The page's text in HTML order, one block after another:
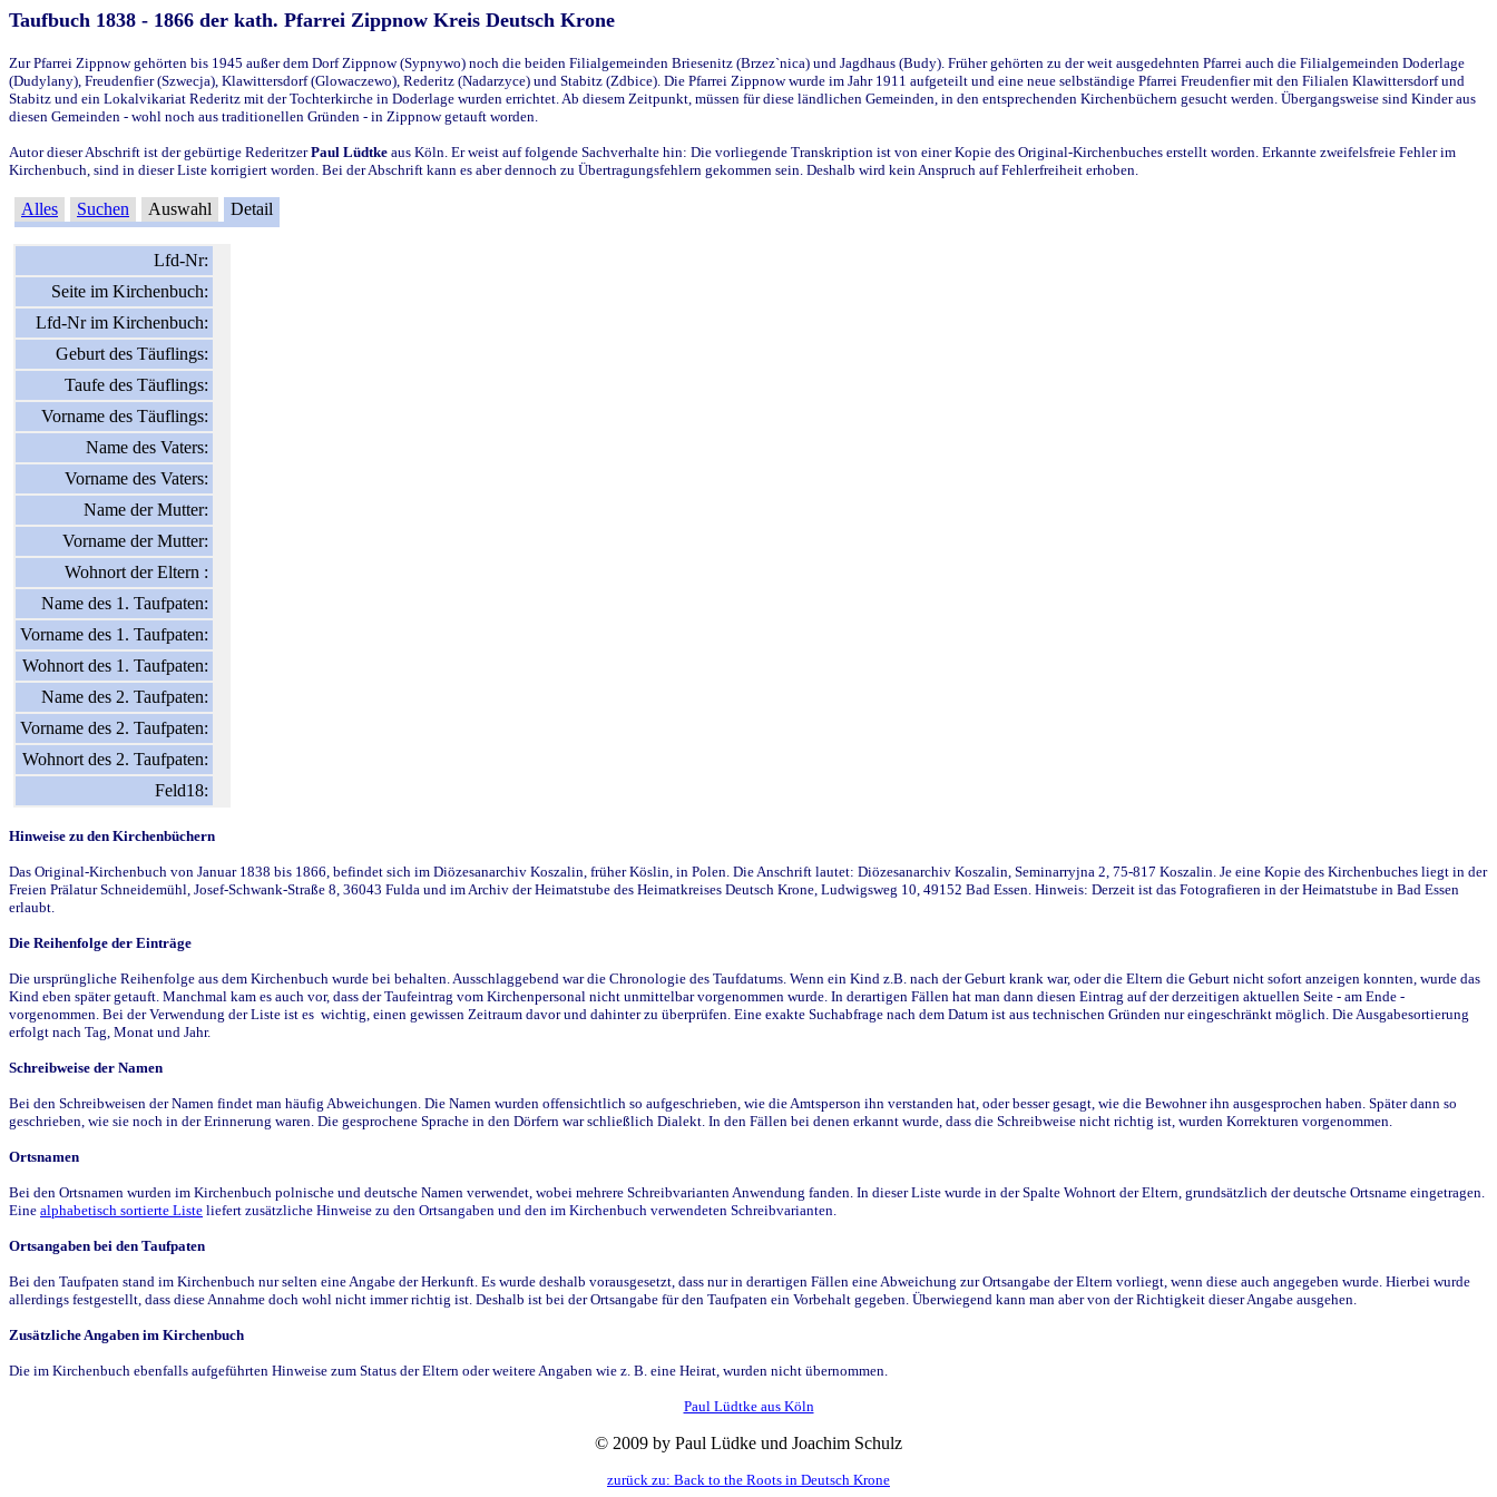
Taufbuch 1838 - 1866 der kath. Pfarrei Zippnow Kreis Deutsch Krone
Zur Pfarrei Zippnow gehörten bis 1945 außer dem Dorf Zippnow (Sypnywo) noch die beiden Filialgemeinden Briesenitz (Brzez`nica) und Jagdhaus (Budy). Früher gehörten zu der weit ausgedehnten Pfarrei auch die Filialgemeinden Doderlage
(Dudylany), Freudenfier (Szwecja), Klawittersdorf (Glowaczewo), Rederitz (Nadarzyce) und Stabitz (Zdbice). Die Pfarrei Zippnow wurde im Jahr 1911 aufgeteilt und eine neue selbständige Pfarrei Freudenfier mit den Filialen Klawittersdorf und
Stabitz und ein Lokalvikariat Rederitz mit der Tochterkirche in Doderlage wurden errichtet. Ab diesem Zeitpunkt, müssen für diese ländlichen Gemeinden, in den entsprechenden Kirchenbüchern gesucht werden. Übergangsweise sind Kinder aus
diesen Gemeinden - wohl noch aus traditionellen Gründen - in Zippnow getauft worden.
Autor dieser Abschrift ist der gebürtige RederitzerPaul Lüdtke aus Köln. Er weist auf folgende Sachverhalte hin: Die vorliegende Transkription ist von einer Kopie des Original-Kirchenbuches erstellt worden. Erkannte zweifelsfreie Fehler im
Kirchenbuch, sind in dieser Liste korrigiert worden. Bei der Abschrift kann es aber dennoch zu Übertragungsfehlern gekommen sein. Deshalb wird kein Anspruch auf Fehlerfreiheit erhoben.
Alles Suchen Auswahl Detail
Lfd-Nr:
Seite im Kirchenbuch:
Lfd-Nr im Kirchenbuch:
Geburt des Täuflings:
Taufe des Täuflings:
Vorname des Täuflings:
Name des Vaters:
Vorname des Vaters:
Name der Mutter:
Vorname der Mutter:
Wohnort der Eltern :
Name des 1. Taufpaten:
Vorname des 1. Taufpaten:
Wohnort des 1. Taufpaten:
Name des 2. Taufpaten:
Vorname des 2. Taufpaten:
Wohnort des 2. Taufpaten:
Feld18:
Hinweise zu den Kirchenbüchern
Das Original-Kirchenbuch von Januar 1838 bis 1866, befindet sich im Diözesanarchiv Koszalin, früher Köslin, in Polen. Die Anschrift lautet: Diözesanarchiv Koszalin, Seminarryjna 2, 75-817 Koszalin. Je eine Kopie des Kirchenbuches liegt in der
Freien Prälatur Schneidemühl, Josef-Schwank-Straße 8, 36043 Fulda und im Archiv der Heimatstube des Heimatkreises Deutsch Krone, Ludwigsweg 10, 49152 Bad Essen. Hinweis: Derzeit ist das Fotografieren in der Heimatstube in Bad Essen
erlaubt.
Die Reihenfolge der Einträge
Die ursprüngliche Reihenfolge aus dem Kirchenbuch wurde bei behalten. Ausschlaggebend war die Chronologie des Taufdatums. Wenn ein Kind z.B. nach der Geburt krank war, oder die Eltern die Geburt nicht sofort anzeigen konnten, wurde das
Kind eben später getauft. Manchmal kam es auch vor, dass der Taufeintrag vom Kirchenpersonal nicht unmittelbar vorgenommen wurde. In derartigen Fällen hat man dann diesen Eintrag auf der derzeitigen aktuellen Seite - am Ende -
vorgenommen. Bei der Verwendung der Liste ist es wichtig, einen gewissen Zeitraum davor und dahinter zu überprüfen. Eine exakte Suchabfrage nach dem Datum ist aus technischen Gründen nur eingeschränkt möglich. Die Ausgabesortierung
erfolgt nach Tag, Monat und Jahr.
Schreibweise der Namen
Bei den Schreibweisen der Namen findet man häufig Abweichungen. Die Namen wurden offensichtlich so aufgeschrieben, wie die Amtsperson ihn verstanden hat, oder besser gesagt, wie die Bewohner ihn ausgesprochen haben. Später dann so
geschrieben, wie sie noch in der Erinnerung waren. Die gesprochene Sprache in den Dörfern war schließlich Dialekt. In den Fällen bei denen erkannt wurde, dass die Schreibweise nicht richtig ist, wurden Korrekturen vorgenommen.
Ortsnamen
Bei den Ortsnamen wurden im Kirchenbuch polnische und deutsche Namen verwendet, wobei mehrere Schreibvarianten Anwendung fanden. In dieser Liste wurde in der Spalte Wohnort der Eltern, grundsätzlich der deutsche Ortsname eingetragen.
Eine alphabetisch sortierte Liste liefert zusätzliche Hinweise zu den Ortsangaben und den im Kirchenbuch verwendeten Schreibvarianten.
Ortsangaben bei den Taufpaten
Bei den Taufpaten stand im Kirchenbuch nur selten eine Angabe der Herkunft. Es wurde deshalb vorausgesetzt, dass nur in derartigen Fällen eine Abweichung zur Ortsangabe der Eltern vorliegt, wenn diese auch angegeben wurde. Hierbei wurde
allerdings festgestellt, dass diese Annahme doch wohl nicht immer richtig ist. Deshalb ist bei der Ortsangabe für den Taufpaten ein Vorbehalt gegeben. Überwiegend kann man aber von der Richtigkeit dieser Angabe ausgehen.
Zusätzliche Angaben im Kirchenbuch
Die im Kirchenbuch ebenfalls aufgeführten Hinweise zum Status der Eltern oder weitere Angaben wie z. B. eine Heirat, wurden nicht übernommen.
Paul Lüdtke aus Köln
© 2009 by Paul Lüdke und Joachim Schulz
zurück zu: Back to the Roots in Deutsch Krone